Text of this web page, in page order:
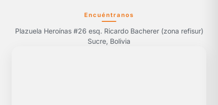
Encuéntranos
Plazuela Heroínas #26 esq. Ricardo Bacherer (zona refisur)
Sucre, Bolivia